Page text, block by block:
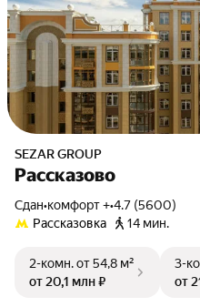
SEZAR GROUP
Рассказово
Сдан•комфорт +•4.7 (5600)
Рассказовка
14 мин.
2-комн.от 54,8 м²
от 20,1 млн ₽
3-
от